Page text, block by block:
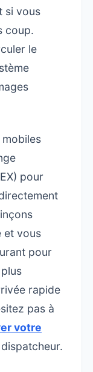
si vous
coup.
le
pour
et vous
pour
rapide
pas à
votre